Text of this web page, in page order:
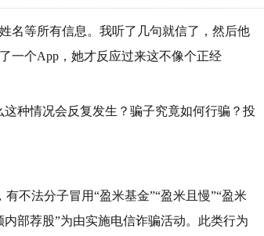
名等所有信息。我听了几句就信了，然后他
一个App，她才反应过来这不像个正经
种情况会反复发生？骗子究竟如何行骗？投
不法分子冒用“盈米基金”“盈米且慢”“盈米
部荐股”为由实施电信诈骗活动。此类行为